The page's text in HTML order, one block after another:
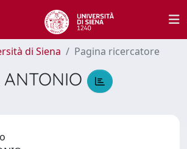
di Siena Pagina ricercatore